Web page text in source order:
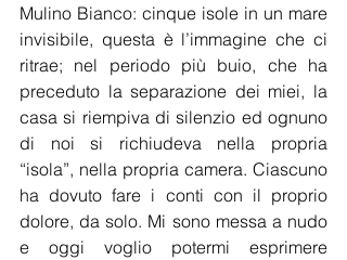
Mulino Bianco: cinque isole in un mare
invisibile, questa è l’immagine che ci
ritrae; nel periodo più buio, che ha
preceduto la separazione dei miei, la
casa si riempiva di silenzio ed ognuno
di noi si richiudeva nella propria
“isola”, nella propria camera. Ciascuno
ha dovuto fare i conti con il proprio
dolore, da solo. Mi sono messa a nudo
e oggi voglio potermi esprimere